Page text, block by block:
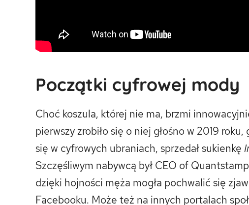
Początki cyfrowej mody
Choć koszula, której nie ma, brzmi
pierwszy zrobiło się o niej głośno w 2019
się w cyfrowych ubraniach, sprzedał sukienkę
Szczęśliwym nabywcą był CEO of
dzięki hojności męża mogła pochwalić się
Facebooku. Może też na innych portalach